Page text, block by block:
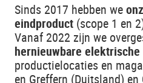
Sinds 2017 hebben we
eindproduct (scope 1 en
Vanaf 2022 zijn we
hernieuwbare
productielocaties en
en Greffern (Duitsland)